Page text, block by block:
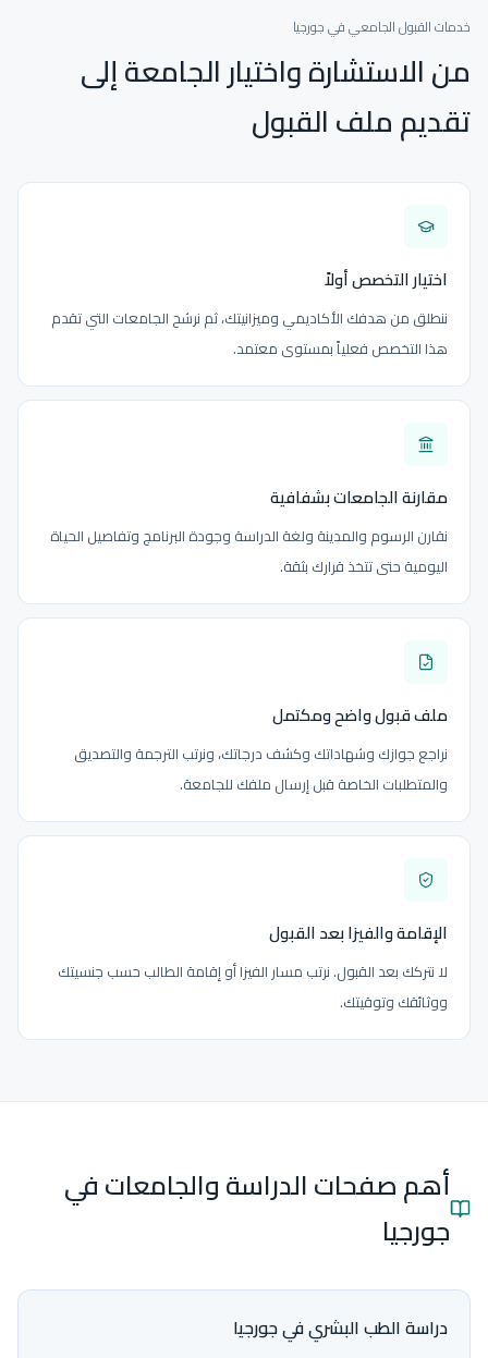
خدمات القبول الجامعي في جورجيا
من الاستشارة واختيار الجامعة إلى
تقديم ملف القبول
اختيار التخصص أولاً
ننطلق من هدفك الأكاديمي وميزانيتك، ثم نرشح الجامعات التي تقدم
هذا التخصص فعلياً بمستوى معتمد.
مقارنة الجامعات بشفافية
نقارن الرسوم والمدينة ولغة الدراسة وجودة البرنامج وتفاصيل الحياة
اليومية حتى تتخذ قرارك بثقة.
ملف قبول واضح ومكتمل
نراجع جوازك وشهاداتك وكشف درجاتك، ونرتب الترجمة والتصديق
والمتطلبات الخاصة قبل إرسال ملفك للجامعة.
الإقامة والفيزا بعد القبول
لا نتركك بعد القبول. نرتب مسار الفيزا أو إقامة الطالب حسب جنسيتك
ووثائقك وتوقيتك.
أهم صفحات الدراسة والجامعات في
جورجيا
دراسة الطب البشري في جورجيا